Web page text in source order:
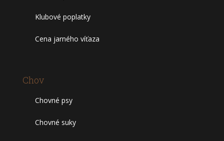
Klubové poplatky
Cena jarného víťaza
Chov
Chovné psy
Chovné suky